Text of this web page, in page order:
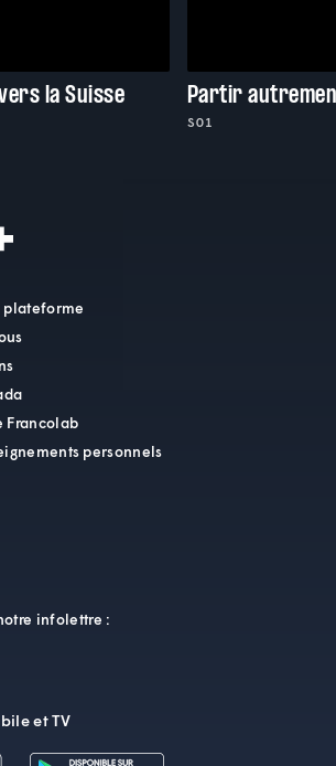
la Suisse Partir
S01
plateforme
Francolab
personnels
infolettre :
et TV